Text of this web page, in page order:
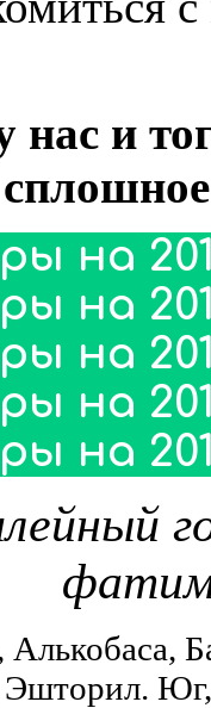
нас и
на
на
на
на
на
Юг,